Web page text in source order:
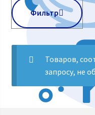
Курсы
Фильтр
Товаров,
запросу, не